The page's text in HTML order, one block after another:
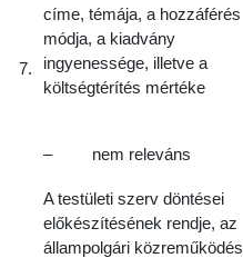
7.
címe, témája, a hozzáférés
módja, a kiadvány
ingyenessége, illetve a
költségtérítés mértéke
– nem releváns
A testületi szerv döntései
előkészítésének rendje, az
állampolgári közreműködés